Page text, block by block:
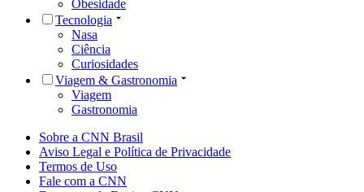
Obesidade
Tecnologia
Nasa
Ciência
Curiosidades
Viagem & Gastronomia
Viagem
Gastronomia
Sobre a CNN Brasil
Aviso Legal e Política de Privacidade
Termos de Uso
Fale com a CNN